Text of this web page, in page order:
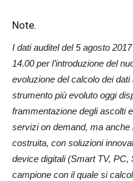
Note.
I dati auditel del 5 agosto
14.00 per l’introduzione del
evoluzione del calcolo dei
strumento più evoluto oggi
frammentazione degli ascolti
servizi on demand, ma anche
costruita, con soluzioni
device digitali (Smart TV, PC,
campione con il quale si